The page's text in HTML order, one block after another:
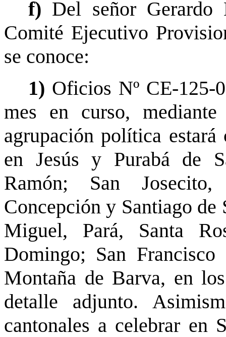
f) Del señor Gerardo
Comité Ejecutivo
se conoce:
1) Oficios Nº CE-125-
mes en curso,
agrupación política estará
en Jesús y Purabá de
Ramón; San
Concepción y Santiago de
Miguel, Pará, Santa
Domingo; San
Montaña de Barva, en
detalle adjunto.
cantonales a celebrar en